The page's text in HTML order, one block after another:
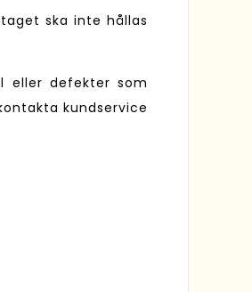
ska inte hållas
eller defekter som
kundservice